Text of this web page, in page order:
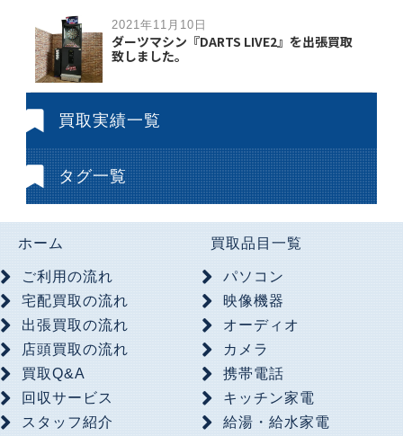
2021年11月10日
ダーツマシン『DARTS LIVE2』を出張買取
致しました。
買取実績一覧
タグ一覧
ホーム
ご利用の流れ
宅配買取の流れ
出張買取の流れ
店頭買取の流れ
買取Q&A
回収サービス
スタッフ紹介
買取品目一覧
パソコン
映像機器
オーディオ
カメラ
携帯電話
キッチン家電
給湯・給水家電